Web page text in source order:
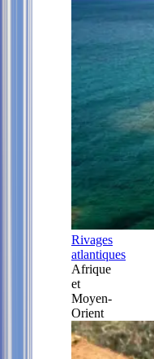
Rivages
atlantiques
Afrique
et
Moyen-
Orient